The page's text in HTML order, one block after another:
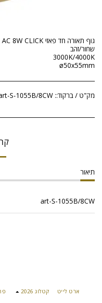
ø50x55mm
מק"ט / ברקוד:: S-1055B/8CW
תיאור
art-S-1055B/8CW
ארט לייט קטלוג 2026